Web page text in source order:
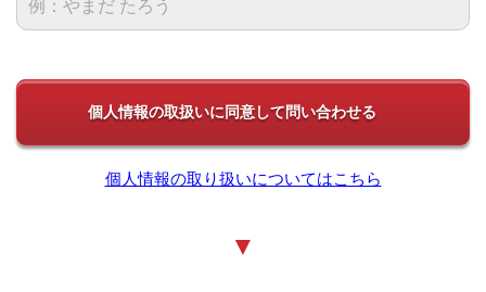
個人情報の取り扱いについてはこちら
▼